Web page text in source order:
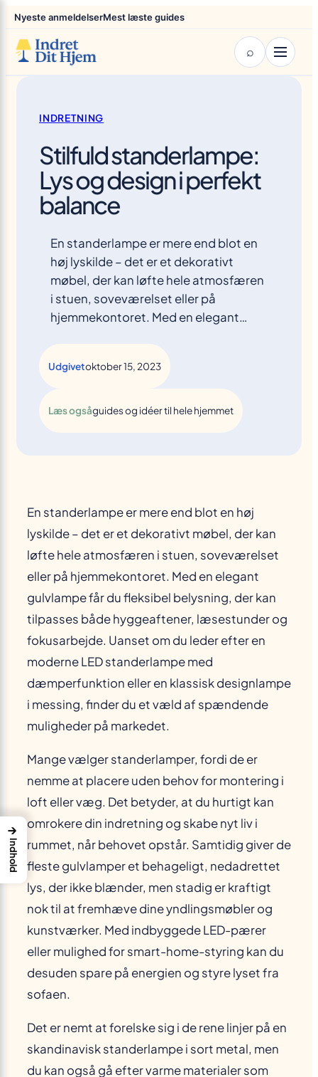
Spring
indhold
Nyeste anmeldelserMest læste guides
⌕
INDRETNING
Stilfuld standerlampe:
Lys og design i perfekt
balance
En standerlampe er mere end blot en
høj lyskilde – det er et dekorativt
møbel, der kan løfte hele atmosfæren
i stuen, soveværelset eller på
hjemmekontoret. Med en elegant…
Udgivetoktober 15, 2023
Læs ogsåguides og idéer til hele hjemmet
En standerlampe er mere end blot en høj
lyskilde – det er et dekorativt møbel, der kan
løfte hele atmosfæren i stuen, soveværelset
eller på hjemmekontoret. Med en elegant
gulvlampe får du fleksibel belysning, der kan
tilpasses både hyggeaftener, læsestunder og
fokusarbejde. Uanset om du leder efter en
moderne LED standerlampe med
dæmperfunktion eller en klassisk designlampe
i messing, finder du et væld af spændende
muligheder på markedet.
Mange vælger standerlamper, fordi de er
nemme at placere uden behov for montering i
loft eller væg. Det betyder, at du hurtigt kan
omrokere din indretning og skabe nyt liv i
rummet, når behovet opstår. Samtidig giver de
fleste gulvlamper et behageligt, nedadrettet
lys, der ikke blænder, men stadig er kraftigt
nok til at fremhæve dine yndlingsmøbler og
kunstværker. Med indbyggede LED-pærer
eller mulighed for smart-home-styring kan du
desuden spare på energien og styre lyset fra
sofaen.
Det er nemt at forelske sig i de rene linjer på en
skandinavisk standerlampe i sort metal, men
du kan også gå efter varme materialer som
→
Indhold